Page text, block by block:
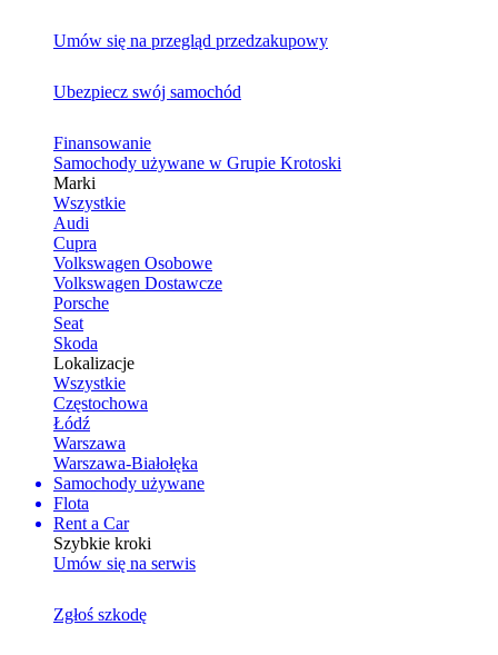
Umów się na przegląd przedzakupowy
Ubezpiecz swój samochód
Finansowanie
Samochody używane w Grupie Krotoski
Marki
Wszystkie
Audi
Cupra
Volkswagen Osobowe
Volkswagen Dostawcze
Porsche
Seat
Skoda
Lokalizacje
Wszystkie
Częstochowa
Łódź
Warszawa
Warszawa-Białołęka
Samochody używane
Flota
Rent a Car
Szybkie kroki
Umów się na serwis
Zgłoś szkodę